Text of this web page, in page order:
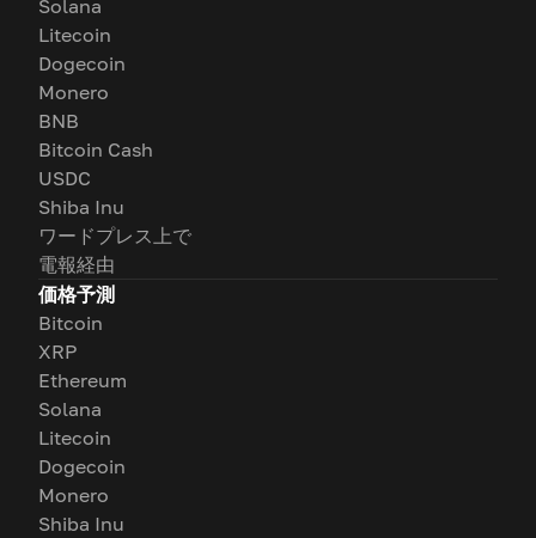
Solana
Litecoin
Dogecoin
Monero
BNB
Bitcoin Cash
USDC
Shiba Inu
ワードプレス上で
電報経由
価格予測
Bitcoin
XRP
Ethereum
Solana
Litecoin
Dogecoin
Monero
Shiba Inu